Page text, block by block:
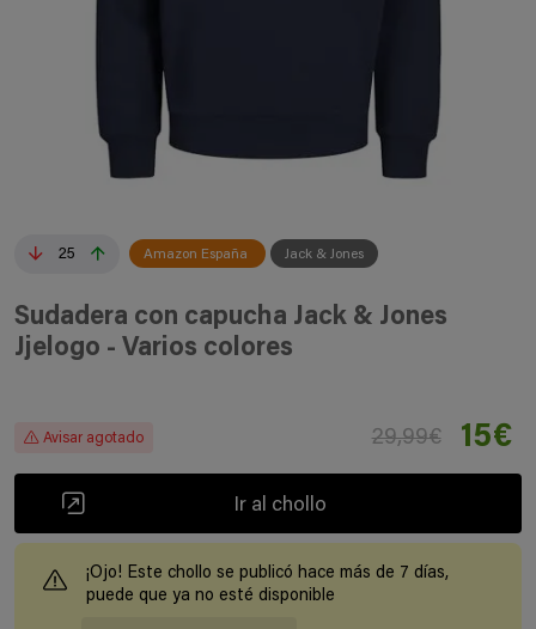
25 Amazon España Jack & Jones
Sudadera con capucha Jack & Jones
Jjelogo - Varios colores
Avisar agotado 29,99€ 15€
Ir al chollo
¡Ojo! Este chollo se publicó hace más de 7 días,
puede que ya no esté disponible